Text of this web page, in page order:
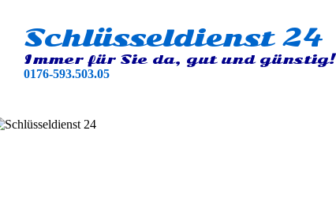
Schlüsseldienst 24
Immer für Sie da, gut und günstig!
0176-593.503.05